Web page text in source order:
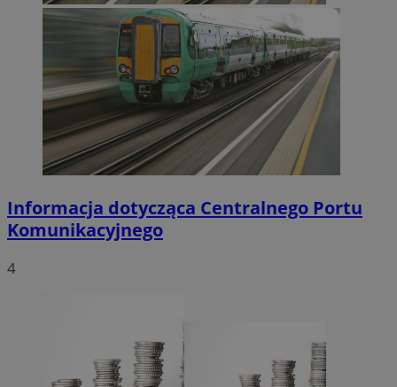
Informacja dotycząca Centralnego Portu
Komunikacyjnego
4